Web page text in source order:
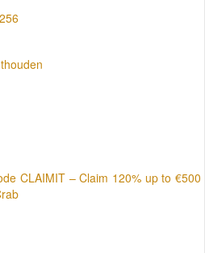
CLAIMIT – Claim 120% up to €500